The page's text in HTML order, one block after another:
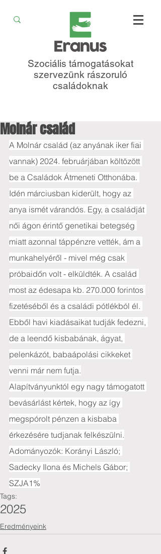
Szociális támogatásokat
szervezünk rászoruló
családoknak
Molnár család
A Molnár család (az anyának iker fiai
vannak) 2024. februárjában költözött
be a Családok Átmeneti Otthonába.
Idén márciusban kiderült, hogy az
anya ismét várandós. Egy, a családját
női ágon érintő genetikai betegség
miatt azonnal táppénzre vették, ám a
munkahelyéről - mivel még csak
próbaidőn volt - elküldték. A család
most az édesapa kb. 270.000 forintos
fizetéséből és a családi pótlékból él.
Ebből havi kiadásaikat tudják fedezni,
de a leendő kisbabának, ágyat,
pelenkázót, babaápolási cikkeket
venni már nem futja.
Alapítványunktól egy nagy támogatott
bevásárlást kértek, hogy az így
megspórolt pénzen a kisbaba
érkezésére tudjanak felkészülni.
Adományozók: Korányi László;
Sadecky Ilona és Michels Gábor;
SZJA1%
Tags:
2025
Eredményeink